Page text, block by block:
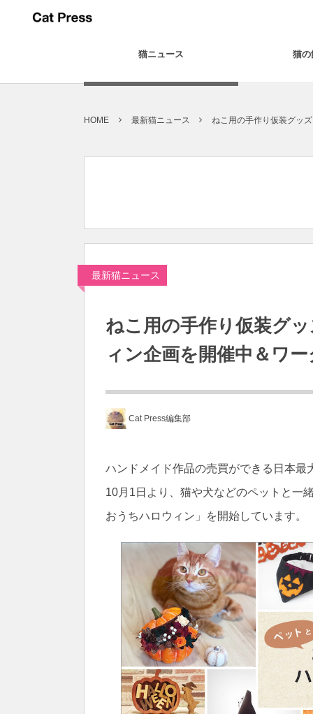
猫ニュース 猫の
HOME 最新猫ニュース ねこ用の手作り仮装グッ
最新猫ニュース
ねこ用の手作り仮装グ
ィン企画を開催中＆ワ
Cat Press編集部
ハンドメイド作品の売買ができる日本
10月1日より、猫や犬などのペットと一
おうちハロウィン」を開始しています。